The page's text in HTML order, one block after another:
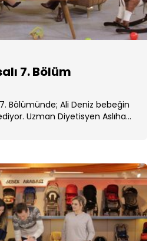
7. Bölüm
7. Bölümünde; Ali Deniz bebeğin
Uzman Diyetisyen Aslıhan